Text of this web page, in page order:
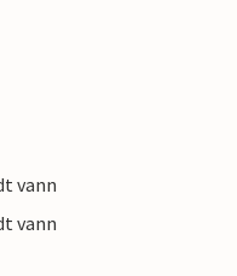
vann
vann